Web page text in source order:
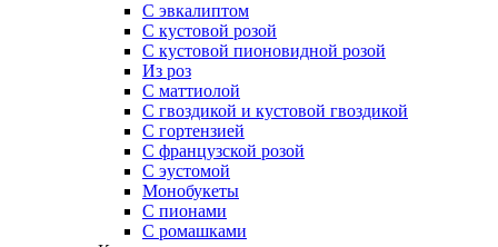
С эвкалиптом
С кустовой розой
С кустовой пионовидной розой
Из роз
С маттиолой
С гвоздикой и кустовой гвоздикой
С гортензией
С французской розой
С эустомой
Монобукеты
С пионами
С ромашками